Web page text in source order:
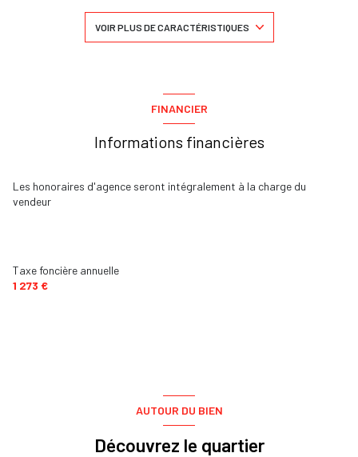
Chauffage individuel : radiateur (gaz)
1 garage(s)
exposition Sud-Est
VOIR PLUS DE CARACTÉRISTIQUES
FINANCIER
Informations financières
Les honoraires d'agence seront intégralement à la charge du
vendeur
Taxe foncière annuelle
1 273 €
AUTOUR DU BIEN
Découvrez le quartier